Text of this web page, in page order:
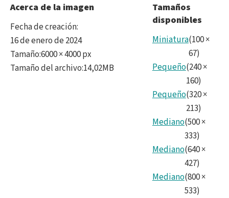
and
Acerca de la imagen
Fecha de creación:
16 de enero de 2024
Tamaño:6000 × 4000 px
Tamaño del archivo:14,02MB
Tamaños
disponibles
Miniatura(100×
67)
Pequeño(240×
160)
Pequeño(320×
213)
Mediano(500×
333)
Mediano(640×
427)
Mediano(800×
533)